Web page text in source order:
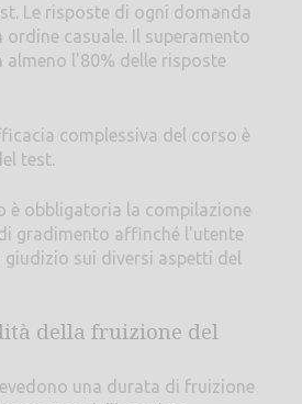
Le risposte di ogni domanda
casuale. Il superamento
almeno l'80% delle risposte
complessiva del corso è
test.
è obbligatoria la compilazione
gradimento affinché l'utente
giudizio sui diversi aspetti del
della fruizione del
una durata di fruizione